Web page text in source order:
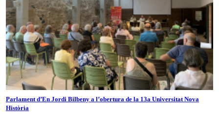
Parlament d’En Jordi Bilbeny a l’obertura de la 13a Universitat Nova
Història